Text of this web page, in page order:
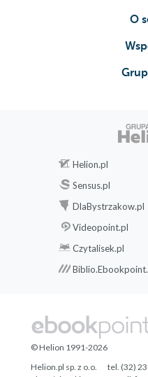
O
Helion.pl
Sensus.pl
DlaBystrzakow.pl
Videopoint.pl
Czytalisek.pl
© Helion 1991-2026
Helion.pl sp. z o.o.
tel. (32)